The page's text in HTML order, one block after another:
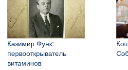
Казимир Функ:
первооткрыватель
витаминов